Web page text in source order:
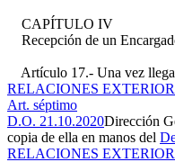
CAPÍTULO IV
Recepción de un
Artículo 17.- Una vez
RELACIONES
Art. séptimo
D.O. 21.10.2020Dirección
copia de ella en manos del
RELACIONES